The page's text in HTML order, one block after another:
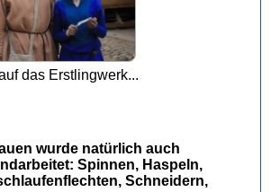
das Erstlingwerk...
wurde natürlich auch
Spinnen, Haspeln,
Schneidern,